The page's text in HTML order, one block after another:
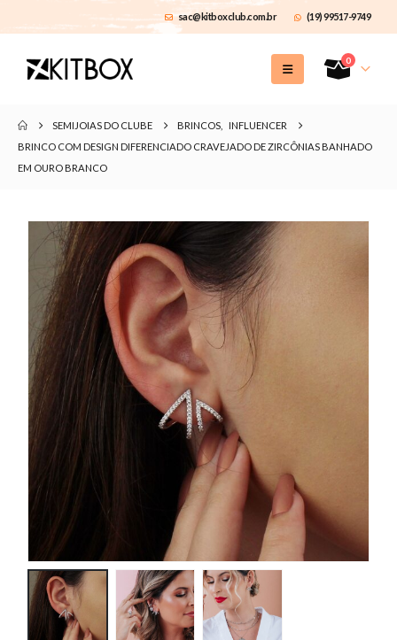
sac@kitboxclub.com.br (19) 99517-9749
0
SEMIJOIAS DO CLUBE BRINCOS
INFLUENCER
BRINCO COM DESIGN DIFERENCIADO CRAVEJADO DE ZIRCÔNIAS BANHADO
EM OURO BRANCO